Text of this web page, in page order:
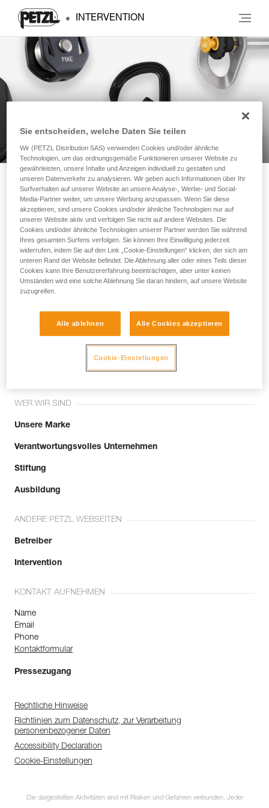
INTERVENTION
Technische Ratschläge
Newsletter abonnieren
und auf dem Laufenden bleiben
Email *
Tritt der Community bei!
WER WIR SIND
Unsere Marke
Verantwortungsvolles Unternehmen
Stiftung
Ausbildung
ANDERE PETZL WEBSEITEN
Betreiber
Intervention
KONTAKT AUFNEHMEN
Name
Email
Phone
Kontaktformular
Pressezugang
Rechtliche Hinweise
Richtlinien zum Datenschutz, zur Verarbeitung
personenbezogener Daten
Accessibility Declaration
Cookie-Einstellungen
Die dargestellten Aktivitäten sind mit Risiken und Gefahren verbunden. Jeder
Sie entscheiden, welche Daten Sie teilen
Wir (PETZL Distribution SAS) verwenden Cookies und/oder ähnliche
Technologien, um das ordnungsgemäße Funktionieren unserer Website zu
gewährleisten, unsere Inhalte und Anzeigen individuell zu gestalten und
unseren Datenverkehr zu analysieren. Wir geben auch Informationen über Ihr
Surfverhalten auf unserer Website an unsere Analyse-, Werbe- und Social-
Media-Partner weiter, um unsere Werbung anzupassen. Wenn Sie diese
akzeptieren, sind unsere Cookies und/oder ähnliche Technologien nur auf
unserer Website aktiv und verfolgen Sie nicht auf andere Websites. Die
Cookies und/oder ähnliche Technologien unserer Partner werden Sie während
Ihres gesamten Surfens verfolgen. Sie können Ihre Einwilligung jederzeit
widerrufen, indem Sie auf den Link „Cookie-Einstellungen“ klicken, der sich am
unteren Rand der Website befindet. Die Ablehnung aller oder eines Teils dieser
Cookies kann Ihre Benutzererfahrung beeinträchtigen, aber unter keinen
Umständen wird eine solche Ablehnung Sie daran hindern, auf unsere Website
zuzugreifen.
Alle ablehnen Alle Cookies akzeptieren
Cookie-Einstellungen